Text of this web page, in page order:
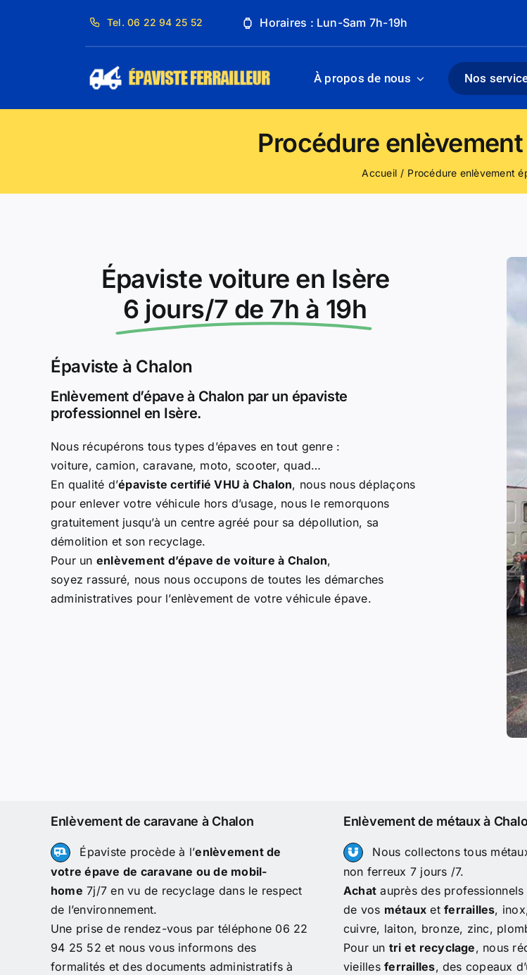
Tel. 06 22 94 25 52 Horaires : Lun-Sam 7h-19h
À propos de nous Nos
Procédure
Accueil Procédure enlèvement
Épaviste voiture en Isère
6 jours/7 de 7h à 19h
Épaviste à Chalon
Enlèvement d’épave à Chalon par un épaviste
professionnel en Isère.
Nous récupérons tous types d’épaves en tout genre :
voiture, camion, caravane, moto, scooter, quad…
En qualité d’épaviste certifié VHU à Chalon, nous nous déplaçons
pour enlever votre véhicule hors d’usage, nous le remorquons
gratuitement jusqu’à un centre agréé pour sa dépollution, sa
démolition et son recyclage.
Pour un enlèvement d’épave de voiture à Chalon,
soyez rassuré, nous nous occupons de toutes les démarches
administratives pour l’enlèvement de votre véhicule épave.
Enlèvement de caravane à Chalon
Épaviste procède à l’enlèvement de
votre épave de caravane ou de mobil-
home 7j/7 en vu de recyclage dans le respect
de l’environnement.
Une prise de rendez-vous par téléphone 06 22
94 25 52 et nous vous informons des
formalités et des documents administratifs à
Enlèvement de métaux à
Nous collectons tous
non ferreux 7 jours /7.
Achat auprès des
de vos métaux etferrailles,
cuivre, laiton, bronze, zinc,
Pour un tri et recyclage, nous
vieillesferrailles, des copeaux